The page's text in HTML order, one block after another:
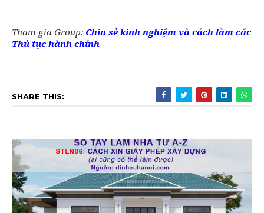
Tham gia Group: Chia sẻ kinh nghiệm và cách làm các
Thủ tục hành chính
SHARE THIS: